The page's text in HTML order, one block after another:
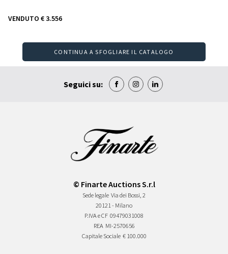
VENDUTO € 3.556
CONTINUA A SFOGLIARE IL CATALOGO
Seguici su:
© Finarte Auctions S.r.l
Sede legale Via dei Bossi, 2
20121 - Milano
P.IVA e CF 09479031008
REA MI-2570656
Capitale Sociale € 100.000